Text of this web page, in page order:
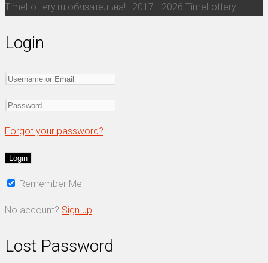
TimeLottery.ru обязательна! | 2017 - 2026 TimeLottery
Login
Forgot your password?
Remember Me
No account? Sign up
Lost Password